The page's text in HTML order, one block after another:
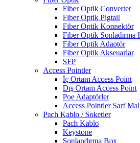
Fiber Optik Converter
Fiber Optik Pigtail
Fiber Optik Konnektör
Fiber Optik Sonladırma
Fiber Optik Adaptör
Fiber Optik Akseuarlar
SFP
Access Pointler
İç Ortam Access Point
Dış Ortam Access Point
Poe Adaptörler
Access Pointler Sarf
Pach Kablo / Soketler
Pach Kablo
Keystone
Sonlandırma Box